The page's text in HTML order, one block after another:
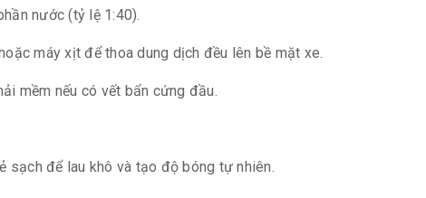
nước (tỷ lệ 1:40).
máy xịt để thoa dung dịch đều lên bề mặt xe.
mềm nếu có vết bẩn cứng đầu.
sạch để lau khô và tạo độ bóng tự nhiên.